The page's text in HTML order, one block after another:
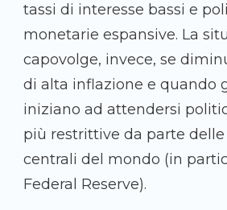
tassi di interesse bassi e
monetarie espansive. La
capovolge, invece, se
di alta inflazione e quando
iniziano ad attendersi
più restrittive da parte
centrali del mondo (in
Federal Reserve).